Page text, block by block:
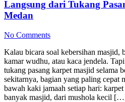
Langsung dari Tukang
Medan
No Comments
Kalau bicara soal kebersihan masjid,
kamar wudhu, atau kaca jendela.
tukang pasang karpet masjid selama
sekitarnya, bagian yang paling cepat
bawah kaki jamaah setiap hari:
banyak masjid, dari mushola kecil